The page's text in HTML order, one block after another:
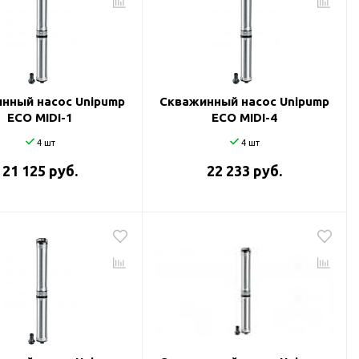
насос Unipump
ECO MIDI-1
4 шт
21 125 руб.
Скважинный насос Unipump
ECO MIDI-4
4 шт
22 233 руб.